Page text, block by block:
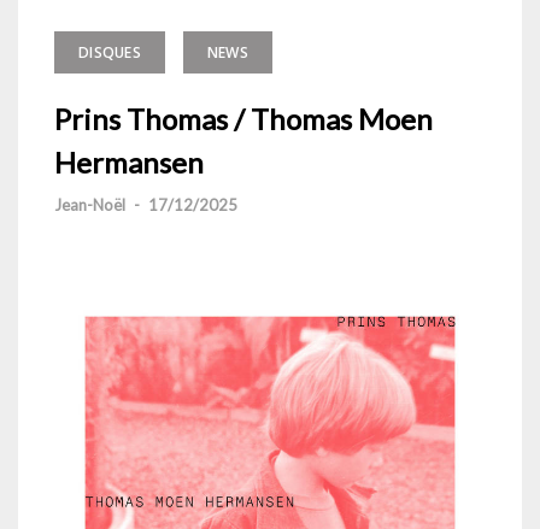
DISQUES NEWS
Prins Thomas / Thomas Moen
Hermansen
Jean-Noël - 17/12/2025